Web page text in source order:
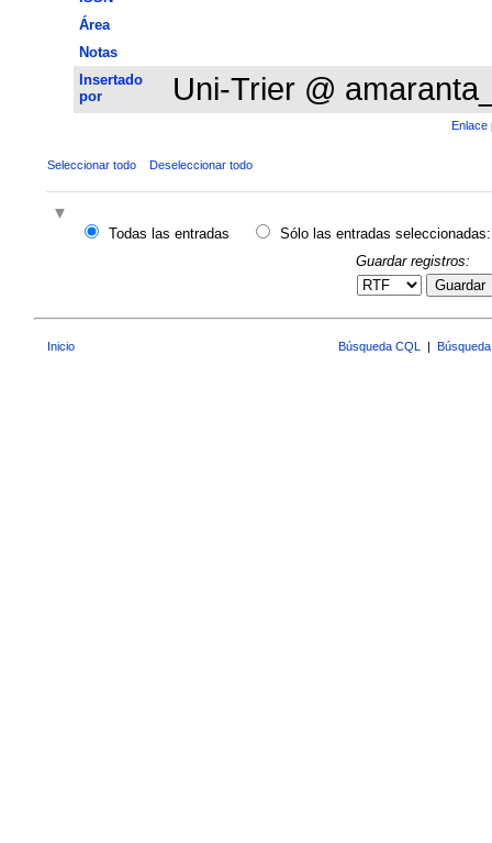
Área
Notas
Insertado
por
Uni-Trier @
Enlace
Seleccionar todo Deseleccionar todo
Todas las entradas
Sólo las entradas seleccionadas:
Guardar registros:
Guardar
Inicio Búsqueda CQL